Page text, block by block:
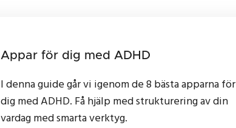
Appar för dig med ADHD
I denna guide går vi igenom de 8 bästa apparna för
dig med ADHD. Få hjälp med strukturering av din
vardag med smarta verktyg.